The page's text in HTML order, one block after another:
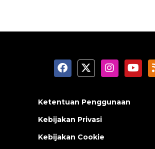
Ketentuan Penggunaan
Kebijakan Privasi
Kebijakan Cookie